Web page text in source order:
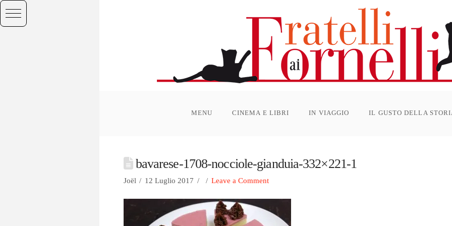
MENU CINEMA E LIBRI IN VIAGGIO IL GUSTO DELLA
bavarese-1708-nocciole-gianduia-332×221-1
Joël 12 Luglio 2017 Leave a Comment